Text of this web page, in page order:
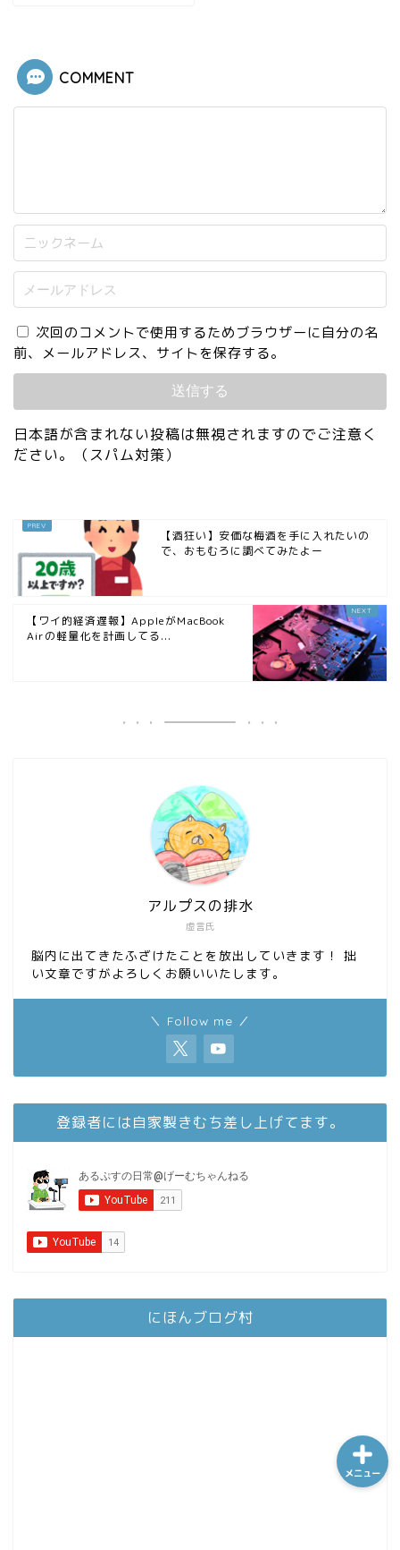
COMMENT
次回のコメントで使用するためブラウザーに自分の名
前、メールアドレス、サイトを保存する。
日本語が含まれない投稿は無視されますのでご注意く
ださい。（スパム対策）
【酒狂い】安価な梅酒を手に入れたいの
で、おもむろに調べてみたよー
【ワイ的経済遅報】AppleがMacBook
Airの軽量化を計画してる...
虚言氏
アルプスの排水
脳内に出てきたふざけたことを放出していきます！ 拙
い文章ですがよろしくお願いいたします。
＼ Follow me ／
登録者には自家製きむち差し上げてます。
にほんブログ村
メニュー